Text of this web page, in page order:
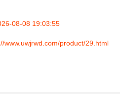
08-08 19:03:55
www.uwjrwd.com/product/29.html